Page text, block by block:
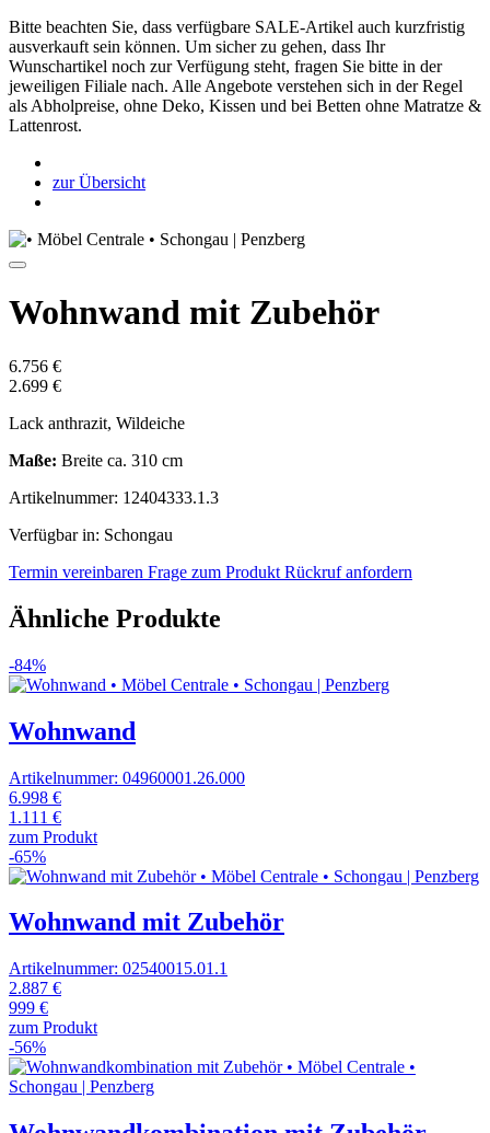
Bitte beachten Sie, dass verfügbare SALE-Artikel auch kurzfristig
ausverkauft sein können. Um sicher zu gehen, dass Ihr
Wunschartikel noch zur Verfügung steht, fragen Sie bitte in der
jeweiligen Filiale nach. Alle Angebote verstehen sich in der Regel
als Abholpreise, ohne Deko, Kissen und bei Betten ohne Matratze &
Lattenrost.
zur Übersicht
Wohnwand mit Zubehör
6.756 €
2.699 €
Lack anthrazit, Wildeiche
Maße: Breite ca. 310 cm
Artikelnummer: 12404333.1.3
Verfügbar in: Schongau
Termin vereinbaren Frage zum Produkt Rückruf anfordern
Ähnliche Produkte
-84%
Wohnwand
Artikelnummer: 04960001.26.000
6.998 €
1.111 €
zum Produkt
-65%
Wohnwand mit Zubehör
Artikelnummer: 02540015.01.1
2.887 €
999 €
zum Produkt
-56%